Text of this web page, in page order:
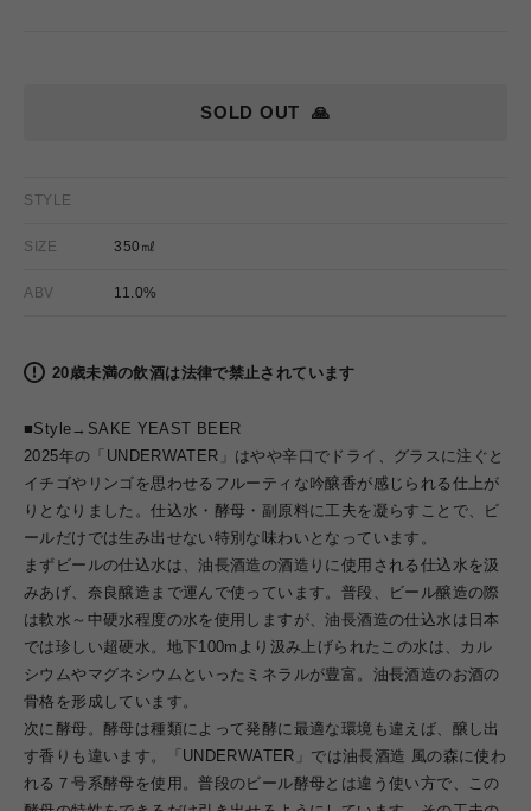
🙏
SOLD OUT
STYLE
SIZE 350㎖
ABV 11.0%
20歳未満の飲酒は法律で禁止されています
■Style→ SAKE YEAST BEER
2025年の「UNDERWATER」はやや辛口でドライ、グラスに注ぐと
イチゴやリンゴを思わせるフルーティな吟醸香が感じられる仕上が
りとなりました。仕込水・酵母・副原料に工夫を凝らすことで、ビ
ールだけでは生み出せない特別な味わいとなっています。
まずビールの仕込水は、油長酒造の酒造りに使用される仕込水を汲
みあげ、奈良醸造まで運んで使っています。普段、ビール醸造の際
は軟水～中硬水程度の水を使用しますが、油長酒造の仕込水は日本
では珍しい超硬水。地下100mより汲み上げられたこの水は、カル
シウムやマグネシウムといったミネラルが豊富。油長酒造のお酒の
骨格を形成しています。
次に酵母。酵母は種類によって発酵に最適な環境も違えば、醸し出
す香りも違います。「UNDERWATER」では油長酒造 風の森に使わ
れる７号系酵母を使用。普段のビール酵母とは違う使い方で、この